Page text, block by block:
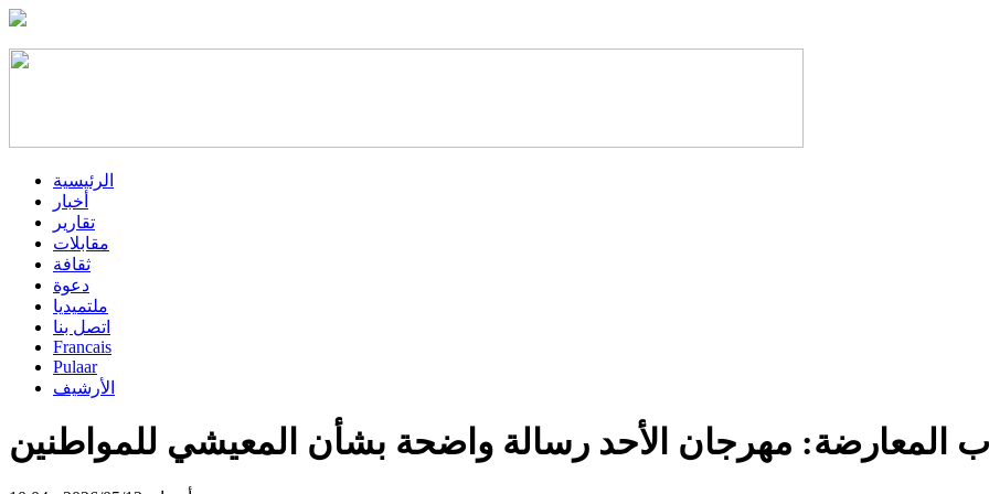
الرئيسية
أخبار
تقارير
مقابلات
ثقافة
دعوة
ملتميديا
اتصل بنا
Francais
Pulaar
الأرشيف
المعارضة: مهرجان الأحد رسالة واضحة بشأن المعيشي للمواطنين